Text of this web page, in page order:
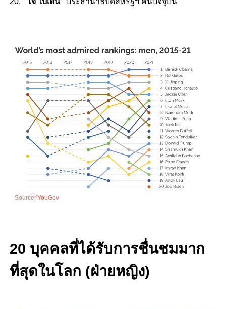
Source:ํYouGov
20 บุคคลที่ได้รับการชื่นชมมาก
ที่สุดในโลก (ฝ่ายหญิง)